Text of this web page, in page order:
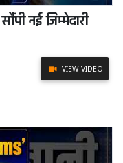
नई जिम्मेदारी
VIEW VIDEO